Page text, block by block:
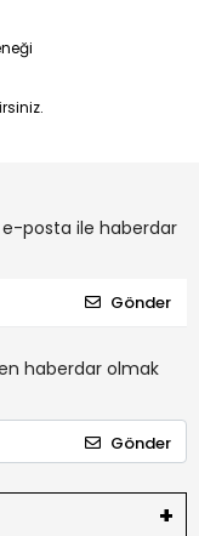
posta ile haberdar
Gönder
haberdar olmak
Gönder